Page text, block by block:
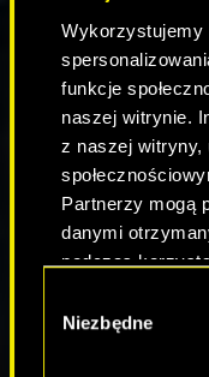
Wykorzystujemy
funkcje
naszej witrynie.
z naszej witryny,
Partnerzy mogą
danymi
podczas
używanie plików
zgody
Niezbędne